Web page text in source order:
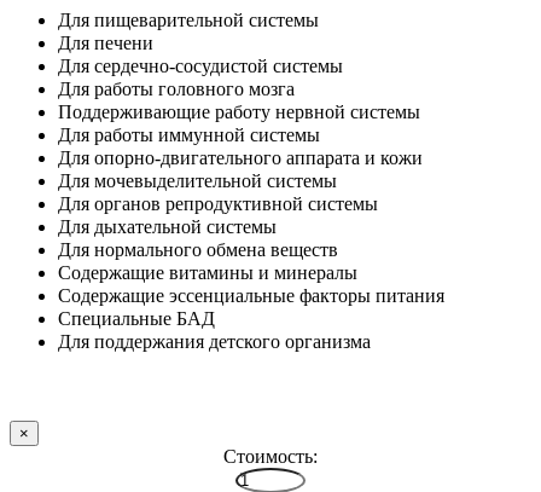
Для пищеварительной системы
Для печени
Для сердечно-сосудистой системы
Для работы головного мозга
Поддерживающие работу нервной системы
Для работы иммунной системы
Для опорно-двигательного аппарата и кожи
Для мочевыделительной системы
Для органов репродуктивной системы
Для дыхательной системы
Для нормального обмена веществ
Содержащие витамины и минералы
Содержащие эссенциальные факторы питания
Специальные БАД
Для поддержания детского организма
×
Стоимость: